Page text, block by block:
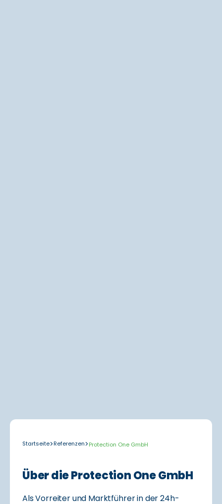
Startseite>Referenzen>Protection One GmbH
Über die Protection One GmbH
Als Vorreiter und Marktführer in der 24h-